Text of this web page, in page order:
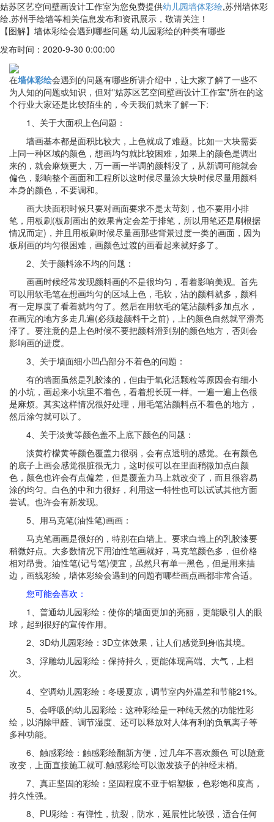
姑苏区艺空间壁画设计工作室为您免费提供幼儿园墙体彩绘,苏州墙体彩
绘,苏州手绘墙等相关信息发布和资讯展示，敬请关注！
【图解】墙体彩绘会遇到哪些问题 幼儿园彩绘的种类有哪些
发布时间：2020-9-30 0:00:00
在墙体彩绘会遇到的问题有哪些所讲介绍中，让大家了解了一些不
为人知的问题或知识，但对"姑苏区艺空间壁画设计工作室"所在的这
个行业大家还是比较陌生的，今天我们就来了解一下:
1、关于大面积上色问题：
墙画基本都是面积比较大，上色就成了难题。比如一大块需要
上同一种区域的颜色，想画均匀就比较困难，如果上的颜色是调出
来的，就会麻烦更大，万一画一半调的颜料没了，从新调可能就会
偏色，影响整个画面和工程所以这时候尽量涂大块时候尽量用颜料
本身的颜色，不要调和。
画大块面积时候只要对画面要求不是太苛刻，也不要用小排
笔，用板刷(板刷画出的效果肯定会差于排笔，所以用笔还是刷根据
情况而定)，并且用板刷时候尽量画那些背景过度一类的画面，因为
板刷画的均匀很困难，画颜色过渡的画看起来就好多了。
2、关于颜料涂不均的问题：
画画时候经常发现颜料画的不是很均匀，看着影响美观。首先
可以用软毛笔在想画均匀的区域上色，毛软，沾的颜料就多，颜料
有一定厚度了看着就均匀了。然后在用软毛的笔沾颜料多加点水，
在画完的地方多走几遍(必须趁颜料干之前)，上的颜色自然就平滑亮
泽了。要注意的是上色时候不要把颜料滑到别的颜色地方，否则会
影响画的进度。
3、关于墙面细小凹凸部分不着色的问题：
有的墙面虽然是乳胶漆的，但由于氧化活颗粒等原因会有细小
的小坑，画起来小坑里不着色，看着想长斑一样。一遍一遍上色很
是麻烦。其实这样情况很好处理，用毛笔沾颜料点不着色的地方，
然后涂匀就可以了。
4、关于淡黄等颜色盖不上底下颜色的问题：
淡黄柠檬黄等颜色覆盖力很弱，会有点透明的感觉。在有颜色
的底子上画会感觉很脏很无力，这时候可以在里面稍微加点白颜
色，颜色也许会有点偏差，但是覆盖力马上就改变了，而且很容易
涂的均匀。白色的中和力很好，利用这一特性也可以试试其他方面
尝试。也许会有新发现。
5、用马克笔(油性笔)画画：
马克笔画画是很好的，特别在白墙上。要求白墙上的乳胶漆要
稍微好点。大多数情况下用油性笔画就好，马克笔颜色多，但价格
相对昂贵。油性笔(记号笔)便宜，虽然只有单一黑色，但是用来描
边，画线彩绘，墙体彩绘会遇到的问题有哪些画点画都非常合适。
您可能会喜欢：
1、普通幼儿园彩绘：使你的墙面更加的亮丽，更能吸引人的眼
球，起到很好的宣传作用。
2、3D幼儿园彩绘：3D立体效果，让人们感觉到身临其境。
3、浮雕幼儿园彩绘：保持持久，更能体现高端、大气，上档
次。
4、空调幼儿园彩绘：冬暖夏凉，调节室内外温差和节能21%。
5、会呼吸的幼儿园彩绘：这种彩绘是一种纯天然的功能性彩
绘，以消除甲醛、调节湿度、还可以释放对人体有利的负氧离子等
多种功能。
6、触感彩绘：触感彩绘翻新方便，过几年不喜欢颜色 可以随意
改变，上面直接施工就可.触感彩绘可以激发孩子的神经末梢。
7、真正坚固的彩绘：坚固程度不亚于铝塑板，色彩饱和度高，
持久性强。
8、PU彩绘：有弹性，抗裂，防水，延展性比较强，适合任何